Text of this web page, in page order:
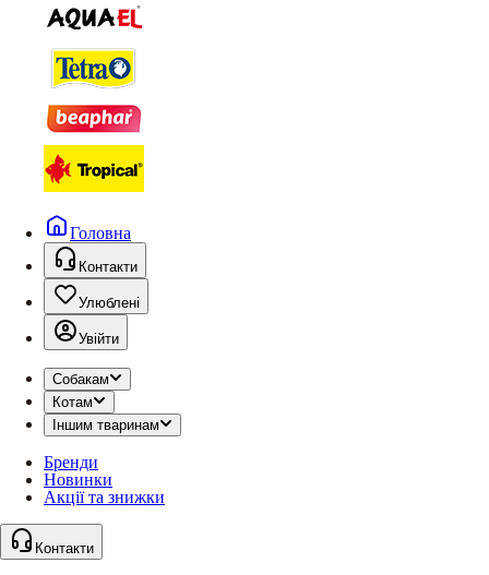
Головна
Контакти
Улюблені
Увійти
Собакам
Котам
Іншим тваринам
Бренди
Новинки
Акції та знижки
Контакти